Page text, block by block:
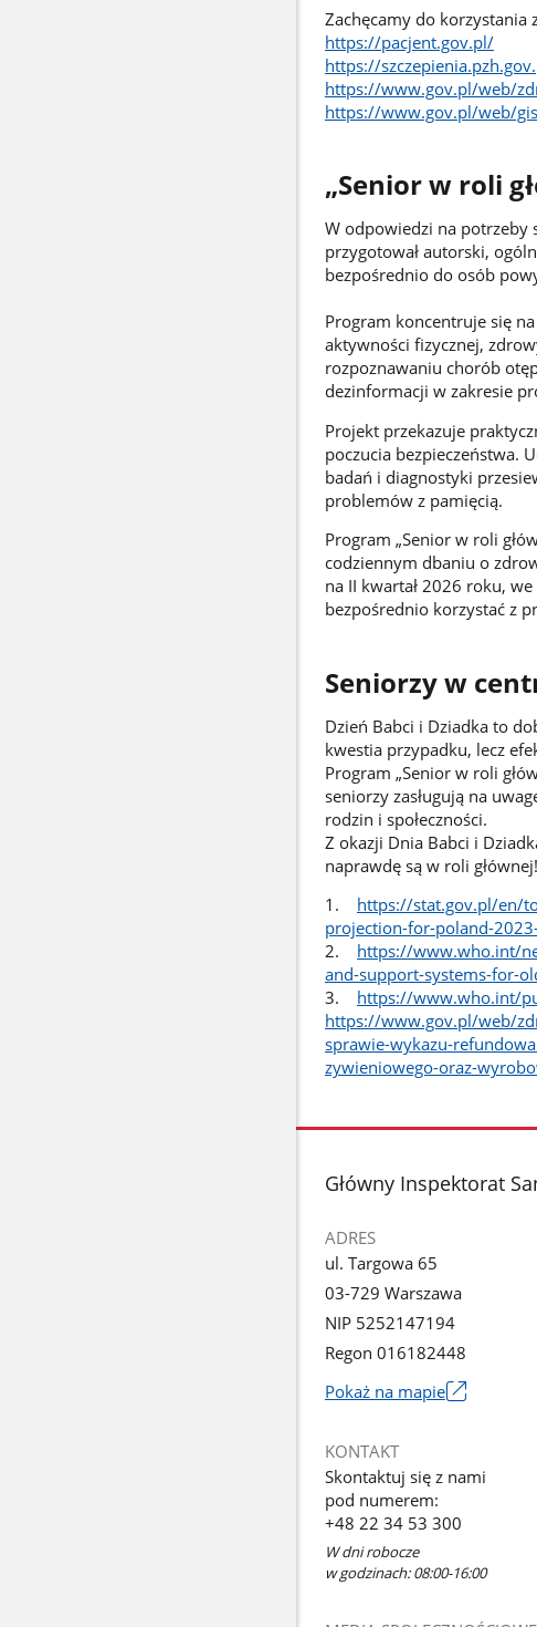
Zachęcamy do korzystania
https://pacjent.gov.pl/
https://
https://www.gov.pl/web/
https://www.gov.pl/web/
„Senior w roli
W odpowiedzi na potrzeby
przygotował autorski,
bezpośrednio do osób
Program koncentruje się
aktywności fizycznej,
rozpoznawaniu chorób
dezinformacji w zakresie
Projekt przekazuje
poczucia bezpieczeństwa.
badań i diagnostyki
problemów z pamięcią.
Program „Senior w roli
codziennym dbaniu o
na II kwartał 2026 roku,
bezpośrednio korzystać z
Seniorzy w
Dzień Babci i Dziadka to
kwestia przypadku, lecz
Program „Senior w roli
seniorzy zasługują na
rodzin i społeczności.
Z okazji Dnia Babci i
naprawdę są w roli głównej!
1. https://stat.gov.pl/en/
projection-for-poland-
2. https://www.who.int/
and-support-systems-for-
3. https://www.who.int/
https://www.gov.pl/web/
sprawie-wykazu-
zywieniowego-oraz-
stopka
Główny Inspektorat
ADRES
ul. Targowa 65
03-729 Warszawa
NIP 5252147194
Regon 016182448
Pokaż na mapie
się
w
nowym
oknie
KONTAKT
Skontaktuj się z nami
pod numerem:
+48 22 34 53 300
W dni robocze
w godzinach: 08:00-16:00